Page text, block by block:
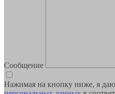
Сообщение
Нажимая на кнопку ниже, я даю